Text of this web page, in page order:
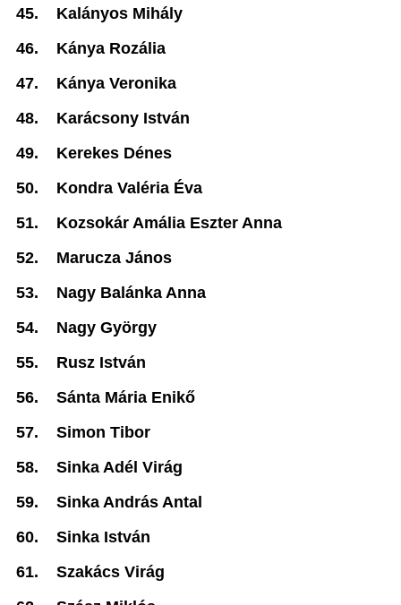
45.
Kalányos Mihály
46.
Kánya Rozália
47.
Kánya Veronika
48.
Karácsony István
49.
Kerekes Dénes
50.
Kondra Valéria Éva
51.
Kozsokár Amália Eszter Anna
52.
Marucza János
53.
Nagy Balánka Anna
54.
Nagy György
55.
Rusz István
56.
Sánta Mária Enikő
57.
Simon Tibor
58.
Sinka Adél Virág
59.
Sinka András Antal
60.
Sinka István
61.
Szakács Virág